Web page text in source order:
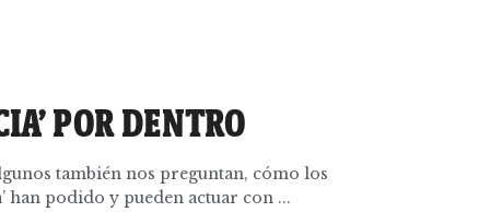
POR DENTRO
también nos preguntan, cómo los
han podido y pueden actuar con ...